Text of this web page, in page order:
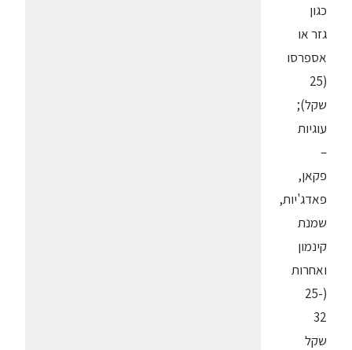
כגון
גזר או
אספרסו
(25
שקל);
עוגיות
–
פקאן,
פאדג'יות,
שמנת
קינמון
ואחרות
(25-
32
שקל